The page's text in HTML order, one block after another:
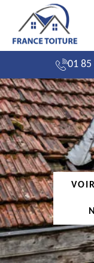
01 85